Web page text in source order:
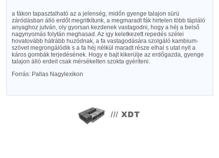
a fákon tapasztalható az a jelenség, midőn gyenge talajon sürü
záródásban álló erdőt megritkítunk, a megmaradt fák hirtelen több tápláló
anyaghoz jutván, oly gyorsan kezdenek vastagodni, hogy a héj a belső
nagynyomás folytán meghasad. Az igy keletkezett repedés szélei
hovatovább hátrább huzódnak, a fa vastagodására szolgáló kambium-
szövet megrongálódik s a fa héj nélkül maradt része elhal s utat nyit a
káros gombák terjedésének. Hogy e bajt kikerülje az erdőgazda, gyenge
talajon álló erdeit csak mérsékelten szokta gyéríteni.
Forrás: Pallas Nagylexikon